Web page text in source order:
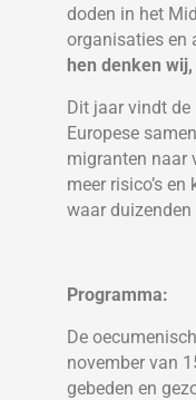
doden in het
organisaties en
hen denken
Dit jaar vindt de
Europese
migranten naar
meer risico’s
waar
Programma:
De
november van
gebeden en